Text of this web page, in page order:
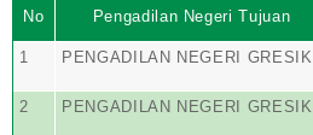
No Pengadilan Negeri Tujuan
1 PENGADILAN NEGERI GRESIK
2 PENGADILAN NEGERI GRESIK